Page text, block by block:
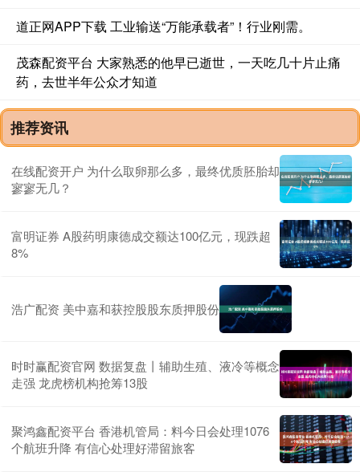
道正网APP下载 工业输送“万能承载者”！行业刚需。
茂森配资平台 大家熟悉的他早已逝世，一天吃几十片止痛
药，去世半年公众才知道
推荐资讯
在线配资开户 为什么取卵那么多，最终优质胚胎却
寥寥无几？
富明证券 A股药明康德成交额达100亿元，现跌超
8%
浩广配资 美中嘉和获控股股东质押股份
时时赢配资官网 数据复盘丨辅助生殖、液冷等概念
走强 龙虎榜机构抢筹13股
聚鸿鑫配资平台 香港机管局：料今日会处理1076
个航班升降 有信心处理好滞留旅客